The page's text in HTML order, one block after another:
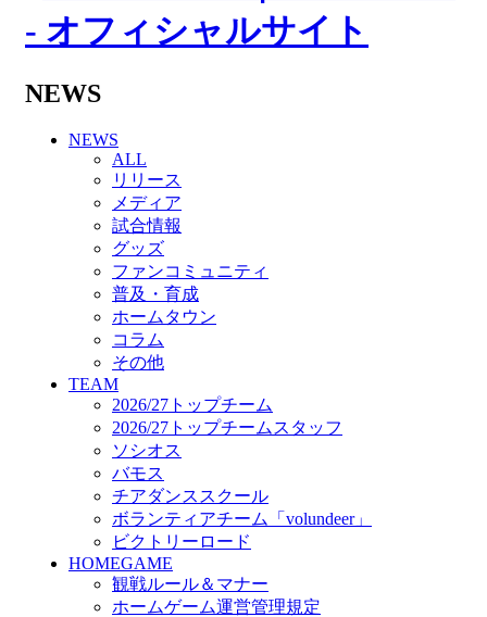
2026/27トップチームスタッフ
ビクトリーロード
HOMEGAME
観戦ルール＆マナー
ホームゲーム運営管理規定
Jリーグ運営管理規定
写真・動画使用ガイドライン
ロートフィールド奈良
SCHEDULE
2026/27
練習見学時のファンサービスについて
TICKET
奈良クラブ明治安田J3リーグ2026/27シーズン
試合観戦チケット
奈良クラブ明治安田Ｊ3リーグ 2026/27シーズ
ン「鹿パス」
観戦ルール＆マナー
FANCOMMUNITY
2026/27ファンコミュニティ
サポートショップ
GOODS
オフィシャルストア（実店舗）
オンラインストア
NEWS
NEWS
ALL
リリース
メディア
試合情報
グッズ
ファンコミュニティ
普及・育成
ホームタウン
コラム
その他
TEAM
2026/27トップチーム
2026/27トップチームスタッフ
ソシオス
バモス
チアダンススクール
ボランティアチーム「volundeer」
ビクトリーロード
HOMEGAME
観戦ルール＆マナー
ホームゲーム運営管理規定